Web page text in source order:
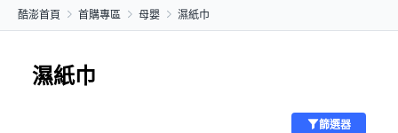
酷澎首頁 首購專區 母嬰 濕紙巾
濕紙巾
篩選器